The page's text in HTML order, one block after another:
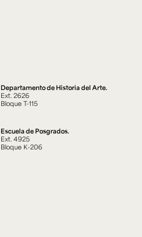
Departamento de Historia del Arte.
Ext. 2626
Bloque T-115
Escuela de Posgrados.
Ext. 4925
Bloque K-206